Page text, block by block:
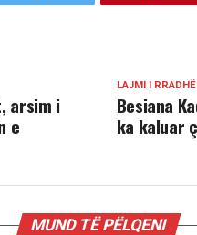
LAJMI I
Besiana
ka kaluar
arsim i
e
MUND TË PËLQENI